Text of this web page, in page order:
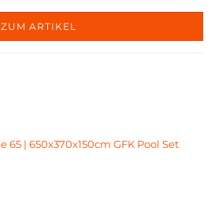
ZUM ARTIKEL